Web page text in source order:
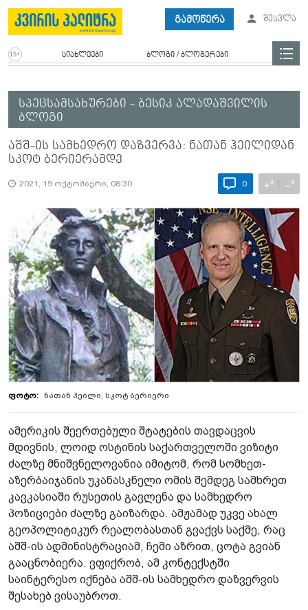
გამოწერა შესვლა
სიახლეები ბლოგი / ბლოგერები
სპეცსამსახურები - ბესიკ ალადაშვილის
ბლოგი
აშშ-ის სამხედრო დაზვერვა: ნათან ჰეილიდან
სკოტ ბერიერამდე
2021, 19 ოქტომბერი, 08:30 0 +A −A
ნათან ჰეილი, სკოტ ბერიერი
ამერიკის შეერთებული შტატების თავდაცვის
მდივნის, ლოიდ ოსტინის საქართველოში ვიზიტი
ძალზე მნიშვნელოვანია იმიტომ, რომ სომხეთ-
აზერბაიჯანის უკანასკნელი ომის შემდეგ სამხრეთ
კავკასიაში რუსეთის გავლენა და სამხედრო
პოზიციები ძალზე გაიზარდა. ამჟამად უკვე ახალ
გეოპოლიტიკურ რეალობასთან გვაქვს საქმე, რაც
აშშ-ის ადმინისტრაციამ, ჩემი აზრით, ცოტა გვიან
გააცნობიერა. ვფიქრობ, ამ კონტექსტში
საინტერესო იქნება აშშ-ის სამხედრო დაზვერვის
შესახებ ვისაუბროთ.